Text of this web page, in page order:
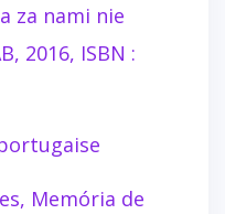
za nami nie
2016, ISBN :
Memória de